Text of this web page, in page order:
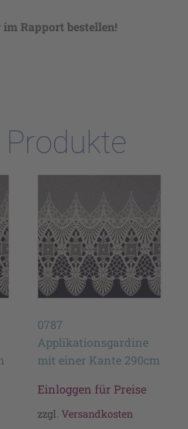
Rapport bestellen!
0787
Applikationsgardine
mit einer Kante 290cm
Einloggen für Preise
zzgl.Versandkosten